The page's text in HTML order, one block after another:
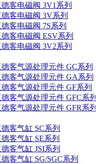
德客电磁阀 3V1系列
德客电磁阀 3V系列
德客电磁阀 7S系列
德客电磁阀 ESV系列
德客电磁阀 3V2系列
德客气源处理元件 GC系列
德客气源处理元件 GA系列
德客气源处理元件 GF系列
德客气源处理元件 GFC系列
德客气源处理元件 GFR系列
德客气缸 SC系列
德客气缸 SE系列
德客气缸 JSI系列
德客气缸 SG/SGC系列